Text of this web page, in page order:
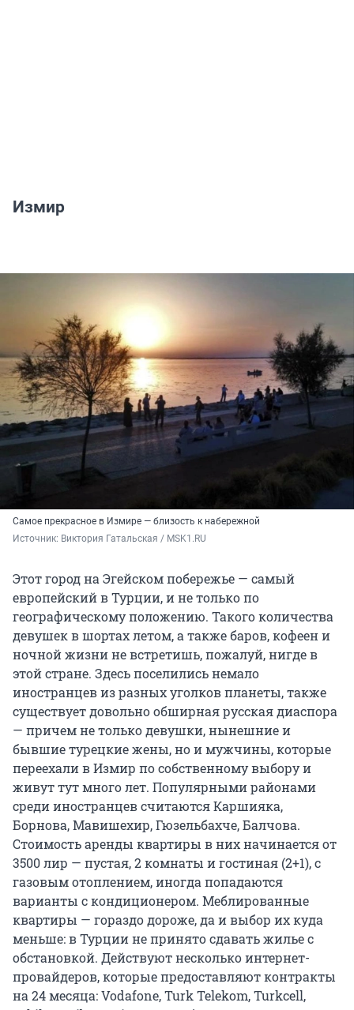
Измир
Самое прекрасное в Измире — близость к набережной
Источник: Виктория Гатальская / MSK1.RU
Этот город на Эгейском побережье — самый
европейский в Турции, и не только по
географическому положению. Такого количества
девушек в шортах летом, а также баров, кофеен и
ночной жизни не встретишь, пожалуй, нигде в
этой стране. Здесь поселились немало
иностранцев из разных уголков планеты, также
существует довольно обширная русская диаспора
— причем не только девушки, нынешние и
бывшие турецкие жены, но и мужчины, которые
переехали в Измир по собственному выбору и
живут тут много лет. Популярными районами
среди иностранцев считаются Каршияка,
Борнова, Мавишехир, Гюзельбахче, Балчова.
Стоимость аренды квартиры в них начинается от
3500 лир — пустая, 2 комнаты и гостиная (2+1), с
газовым отоплением, иногда попадаются
варианты с кондиционером. Меблированные
квартиры — гораздо дороже, да и выбор их куда
меньше: в Турции не принято сдавать жилье с
обстановкой. Действуют несколько интернет-
провайдеров, которые предоставляют контракты
на 24 месяца: Vodafone, Turk Telekom, Turkcell,